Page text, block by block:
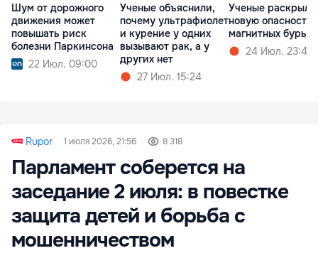
Шум от дорожного
движения может
повышать риск
болезни Паркинсона
22 Июл. 09:00
Ученые объяснили,
почему ультрафиолет
и курение у одних
вызывают рак, а у
других нет
27 Июл. 15:24
Ученые раскрыли
новую опасность
магнитных бурь
24 Июл. 23:47
Rupor 1 июля 2026, 21:56 8 318
Парламент соберется на
заседание 2 июля: в повестке
защита детей и борьба с
мошенничеством